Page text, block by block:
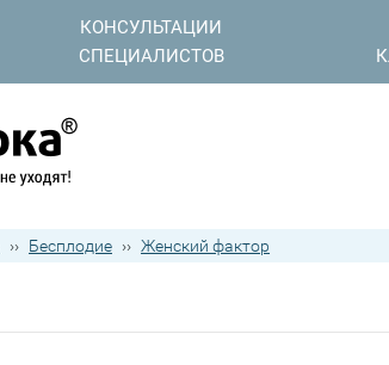
КОНСУЛЬТАЦИИ
СПЕЦИАЛИСТОВ
›› Бесплодие ›› Женский фактор